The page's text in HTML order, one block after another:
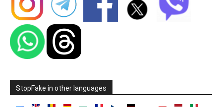
StopFake in other languages